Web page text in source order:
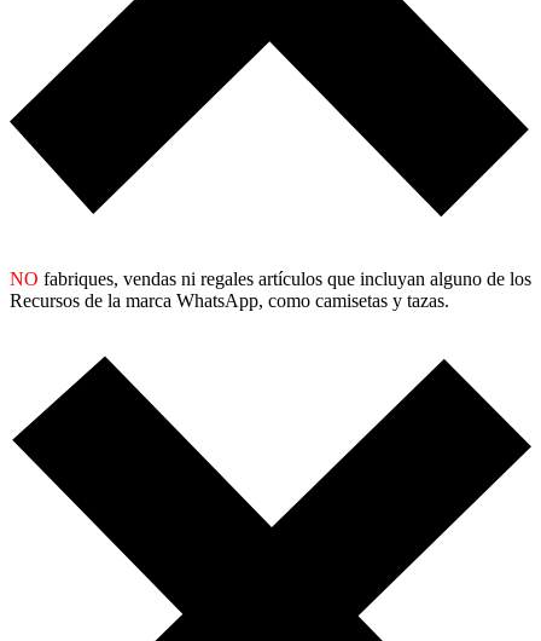
NO fabriques, vendas ni regales artículos que incluyan alguno de los
Recursos de la marca WhatsApp, como camisetas y tazas.